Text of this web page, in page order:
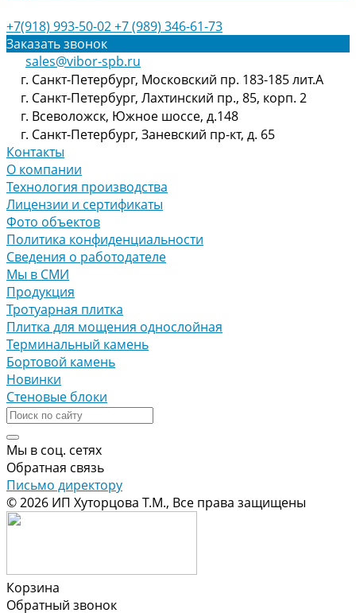
+7(918) 993-50-02+7 (989) 346-61-73
Заказать звонок
sales@vibor-spb.ru
г. Санкт-Петербург, Московский пр. 183-185 лит.А
г. Санкт-Петербург, Лахтинский пр., 85, корп. 2
г. Всеволожск, Южное шоссе, д.148
г. Санкт-Петербург, Заневский пр-кт, д. 65
Контакты
О компании
Технология производства
Лицензии и сертификаты
Фото объектов
Политика конфиденциальности
Сведения о работодателе
Мы в СМИ
Продукция
Тротуарная плитка
Плитка для мощения однослойная
Терминальный камень
Бортовой камень
Новинки
Стеновые блоки
Мы в соц. сетях
Обратная связь
Письмо директору
© 2026 ИП Хуторцова Т.М., Все права защищены
Корзина
Обратный звонок